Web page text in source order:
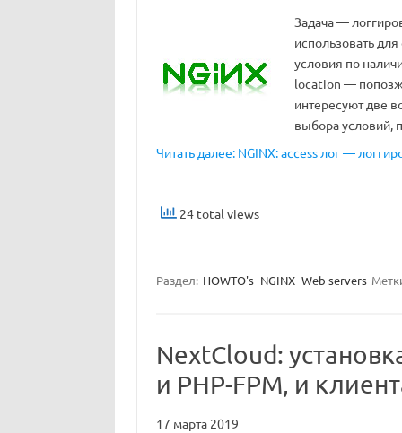
Задача —
использовать
условия по
location —
интересуют две
выбора условий,
Читать далее: NGINX: access лог —
24 total views
Раздел: HOWTO's NGINX Web servers
NextCloud:
и PHP-FPM, и
17 марта 2019